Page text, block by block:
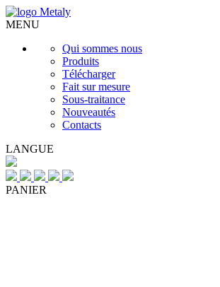
MENU
Qui sommes nous
Produits
Télécharger
Fait sur mesure
Sous-traitance
Nouveautés
Contacts
LANGUE
PANIER